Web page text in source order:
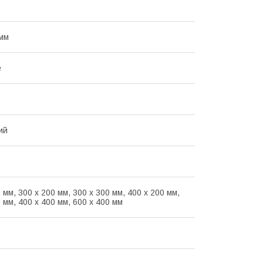
мм, 300 х 200 мм, 300 х 300 мм, 400 х 200 мм,
мм, 400 х 400 мм, 600 х 400 мм